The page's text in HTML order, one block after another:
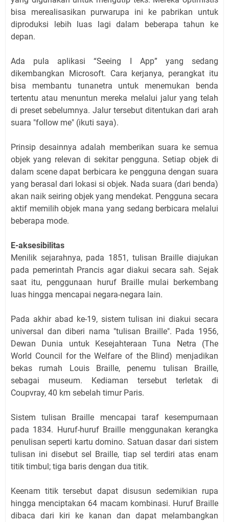
bisa merealisasikan purwarupa ini ke pabrikan untuk
diproduksi lebih luas lagi dalam beberapa tahun ke
depan.
Ada pula aplikasi “Seeing I App” yang sedang
dikembangkan Microsoft. Cara kerjanya, perangkat itu
bisa membantu tunanetra untuk menemukan benda
tertentu atau menuntun mereka melalui jalur yang telah
di preset sebelumnya. Jalur tersebut ditentukan dari arah
suara "follow me" (ikuti saya).
Prinsip desainnya adalah memberikan suara ke semua
objek yang relevan di sekitar pengguna. Setiap objek di
dalam scene dapat berbicara ke pengguna dengan suara
yang berasal dari lokasi si objek. Nada suara (dari benda)
akan naik seiring objek yang mendekat. Pengguna secara
aktif memilih objek mana yang sedang berbicara melalui
beberapa mode.
E-aksesibilitas
Menilik sejarahnya, pada 1851, tulisan Braille diajukan
pada pemerintah Prancis agar diakui secara sah. Sejak
saat itu, penggunaan huruf Braille mulai berkembang
luas hingga mencapai negara-negara lain.
Pada akhir abad ke-19, sistem tulisan ini diakui secara
universal dan diberi nama "tulisan Braille". Pada 1956,
Dewan Dunia untuk Kesejahteraan Tuna Netra (The
World Council for the Welfare of the Blind) menjadikan
bekas rumah Louis Braille, penemu tulisan Braille,
sebagai museum. Kediaman tersebut terletak di
Coupvray, 40 km sebelah timur Paris.
Sistem tulisan Braille mencapai taraf kesempurnaan
pada 1834. Huruf-huruf Braille menggunakan kerangka
penulisan seperti kartu domino. Satuan dasar dari sistem
tulisan ini disebut sel Braille, tiap sel terdiri atas enam
titik timbul; tiga baris dengan dua titik.
Keenam titik tersebut dapat disusun sedemikian rupa
hingga menciptakan 64 macam kombinasi. Huruf Braille
dibaca dari kiri ke kanan dan dapat melambangkan